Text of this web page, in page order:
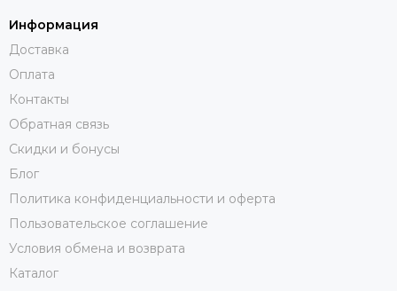
Информация
Доставка
Оплата
Контакты
Обратная связь
Скидки и бонусы
Блог
Политика конфиденциальности и оферта
Пользовательское соглашение
Условия обмена и возврата
Каталог